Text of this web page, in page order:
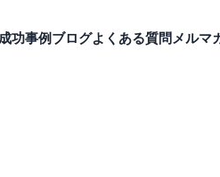
功事例ブログよくある質問 メルマ